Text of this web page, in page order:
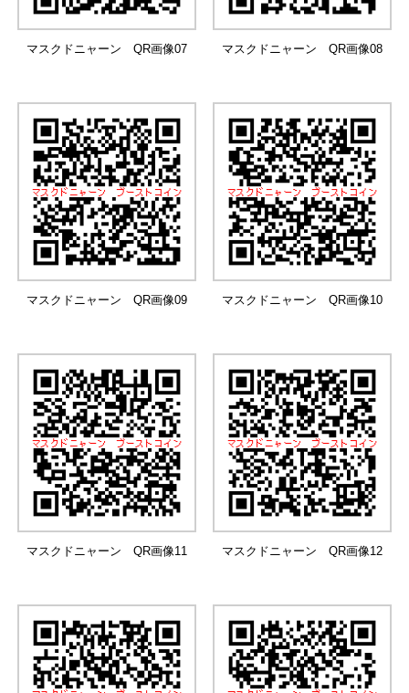
マスクドニャーン QR画像07 マスクドニャーン QR画像08
マスクドニャーン QR画像09 マスクドニャーン QR画像10
マスクドニャーン QR画像11 マスクドニャーン QR画像12